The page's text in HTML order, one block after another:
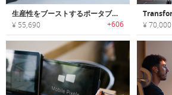
生産性をブーストするポータブルスリムタッチスクリーンモニター「BladeX（ブレードX）」
¥ 55,690 +606 ¥ 70,000